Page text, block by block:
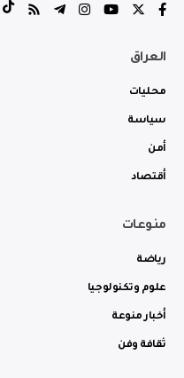
العراق
محليات
سياسة
أمن
أقتصاد
منوعات
رياضة
علوم وتكنولوجيا
أخبار منوعة
ثقافة وفن